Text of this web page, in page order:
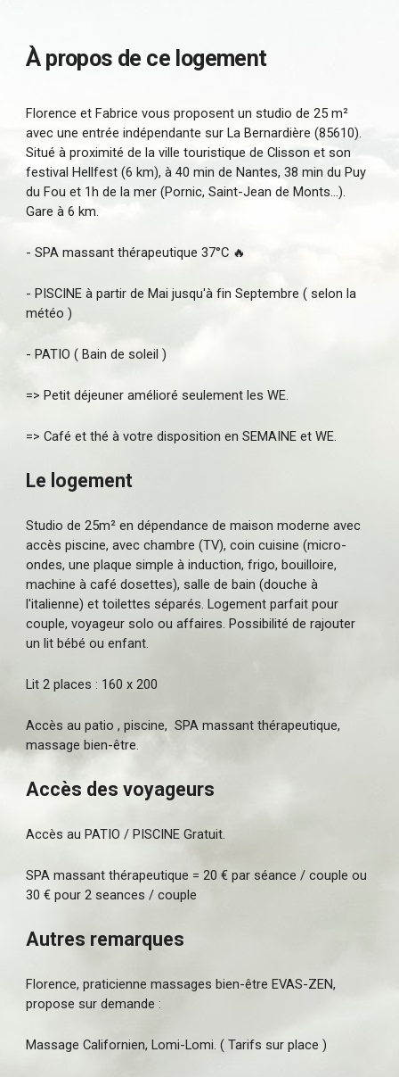
À propos de ce logement
Florence et Fabrice vous proposent un studio de 25 m²
avec une entrée indépendante sur La Bernardière (85610).
Situé à proximité de la ville touristique de Clisson et son
festival Hellfest (6 km), à 40 min de Nantes, 38 min du Puy
du Fou et 1h de la mer (Pornic, Saint-Jean de Monts...).
Gare à 6 km.
- SPA massant thérapeutique 37°C 🔥
- PISCINE à partir de Mai jusqu'à fin Septembre ( selon la
météo )
- PATIO ( Bain de soleil )
=> Petit déjeuner amélioré seulement les WE.
=> Café et thé à votre disposition en SEMAINE et WE.
Le logement
Studio de 25m² en dépendance de maison moderne avec
accès piscine, avec chambre (TV), coin cuisine (micro-
ondes, une plaque simple à induction, frigo, bouilloire,
machine à café dosettes), salle de bain (douche à
l'italienne) et toilettes séparés. Logement parfait pour
couple, voyageur solo ou affaires. Possibilité de rajouter
un lit bébé ou enfant.
Lit 2 places : 160 x 200
Accès au patio , piscine, SPA massant thérapeutique,
massage bien-être.
Accès des voyageurs
Accès au PATIO / PISCINE Gratuit.
SPA massant thérapeutique = 20 € par séance / couple ou
30 € pour 2 seances / couple
Autres remarques
Florence, praticienne massages bien-être EVAS-ZEN,
propose sur demande :
Massage Californien, Lomi-Lomi. ( Tarifs sur place )